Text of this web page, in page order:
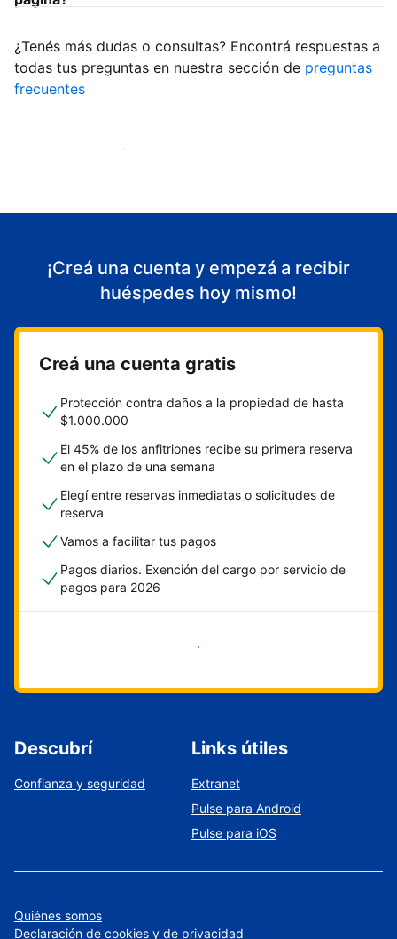
¿Tenés más dudas o consultas? Encontrá respuestas a
todas tus preguntas en nuestra sección de preguntas
frecuentes
Empezá a recibir huéspedes
¡Creá una cuenta y empezá a recibir
huéspedes hoy mismo!
Creá una cuenta gratis
Protección contra daños a la propiedad de hasta
$1.000.000
El 45% de los anfitriones recibe su primera reserva
en el plazo de una semana
Elegí entre reservas inmediatas o solicitudes de
reserva
Vamos a facilitar tus pagos
Pagos diarios. Exención del cargo por servicio de
pagos para 2026
Empezar ahora
Descubrí
Confianza y seguridad
Links útiles
Extranet
Pulse para Android
Pulse para iOS
Quiénes somos
Declaración de cookies y de privacidad